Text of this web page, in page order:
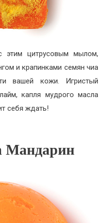
этим цитрусовым мылом,
и крапинками семян чиа
вашей кожи. Игристый
капля мудрого масла
себя ждать!
Мандарин